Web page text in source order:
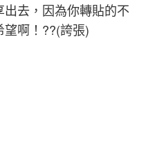
去，因為你轉貼的不
啊！??(誇張)